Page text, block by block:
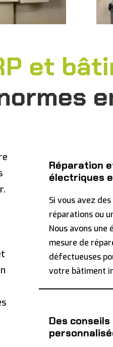
et
Réparation
électriques
Si vous avez
réparations ou
Nous avons une
mesure de
défectueuses
votre bâtiment
Des